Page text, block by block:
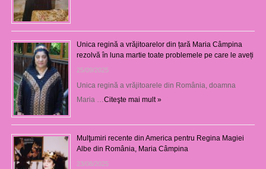
Unica regină a vrăjitoarelor din țară Maria Câmpina
rezolvă în luna martie toate problemele pe care le aveți
25/09/2025
Unica regină a vrăjitoarele din România, doamna
Maria … Citeşte mai mult »
Mulţumiri recente din America pentru Regina Magiei
Albe din România, Maria Câmpina
23/08/2025